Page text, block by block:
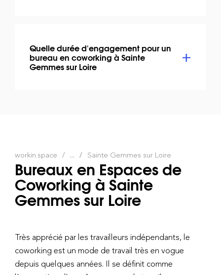
Quelle durée d'engagement pour un
bureau en coworking à Sainte
Gemmes sur Loire
workin.space ... Sainte Gemmes sur Loire
Bureaux en Espaces de
Coworking à Sainte
Gemmes sur Loire
Très apprécié par les travailleurs indépendants, le
coworking est un mode de travail très en vogue
depuis quelques années. Il se définit comme